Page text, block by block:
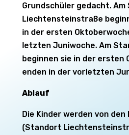
Grundschüler gedacht.
Liechtensteinstraße
in der ersten
letzten Juniwoche. Am
beginnen sie in der ersten
enden in der vorletzten
Ablauf
Die Kinder werden von
(Standort